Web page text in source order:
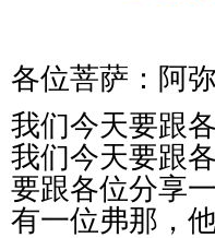
各位菩萨：阿
我们今天要跟
我们今天要跟
要跟各位分享
有一位弗那，